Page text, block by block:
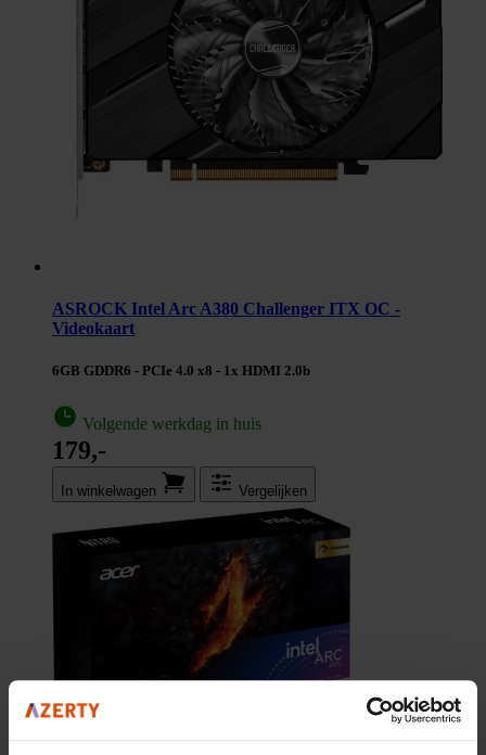
ASROCK Intel Arc A380 Challenger ITX OC -
Videokaart
6GB GDDR6 - PCIe 4.0 x8 - 1x HDMI 2.0b
Volgende werkdag in huis
179,-
In winkel­wagen Vergelijken